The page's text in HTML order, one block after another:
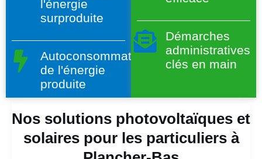
l'énergie
surproduite
Autoconsommation
de l'énergie
produite
Démarches
administratives
clés en main
Nos solutions photovoltaïques et
solaires pour les particuliers à